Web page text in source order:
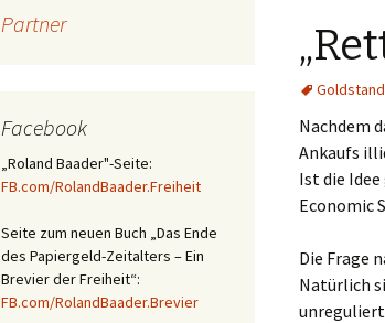
Nachdem
Ankaufs
Ist die
Economic
Die Frage
Natürlich
Partner
Facebook
„Roland Baader"-Seite:
FB.com/RolandBaader.Freiheit
Seite zum neuen Buch „Das Ende
des Papiergeld-Zeitalters – Ein
Brevier der Freiheit“:
FB.com/RolandBaader.Brevier